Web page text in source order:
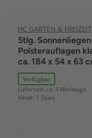
HC GARTEN & FREIZEIT
5tlg.
Polsterauflagen
ca. 184 x 54 x 63
Verfügbar
Lieferzeit: ca. 3 Werktage
Inhalt: 1 Stück